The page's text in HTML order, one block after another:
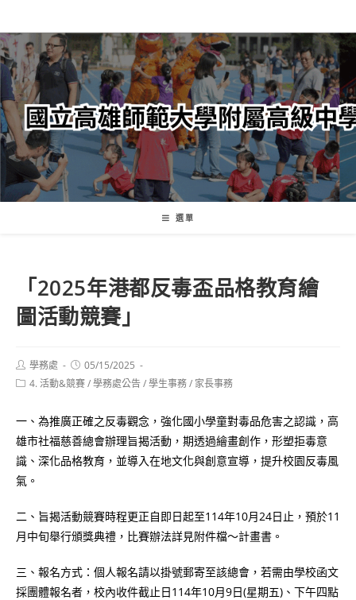
轉
至
主
內
容
選單
「2025年港都反毒盃品格教育繪
圖活動競賽」
Post
author:
學務處
Post
published:
05/15/2025
Post4. 活動&競賽/學務處公告/學生事務/ 家長事務
一、為推廣正確之反毒觀念，強化國小學童對毒品危害之認識，高
雄市社福慈善總會辦理旨揭活動，期透過繪畫創作，形塑拒毒意
識、深化品格教育，並導入在地文化與創意宣導，提升校園反毒風
氣。
二、旨揭活動競賽時程更正自即日起至114年10月24日止，預於11
月中旬舉行頒獎典禮，比賽辦法詳見附件檔～計畫書。
三、報名方式：個人報名請以掛號郵寄至該總會，若需由學校函文
採團體報名者，校內收件截止日114年10月9日(星期五)、下午四點